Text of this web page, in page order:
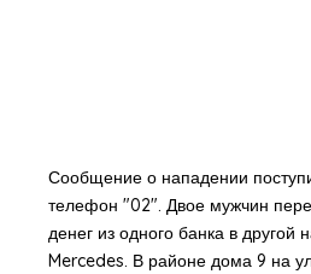
Сообщение о нападении
телефон "02". Двое мужчин
денег из одного банка в другой
Mercedes. В районе дома 9 на